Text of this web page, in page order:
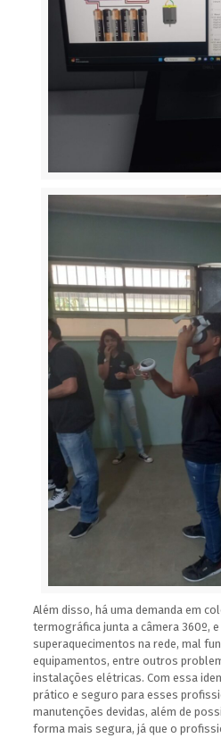
Além disso, há uma demanda em
termográfica junta a câmera 360º,
superaquecimentos na rede, mal
equipamentos, entre outros
instalações elétricas. Com essa
prático e seguro para esses
manutenções devidas, além de
forma mais segura, já que o